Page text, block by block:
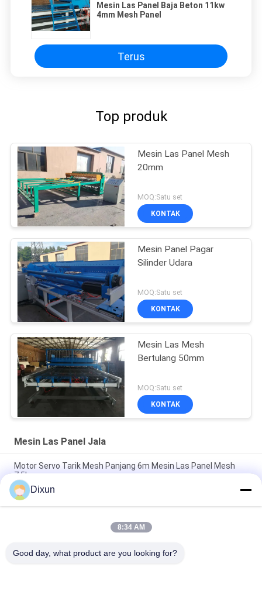
Mesin Las Panel Baja Beton 11kw
4mm Mesh Panel
Terus
Top produk
Mesin Las Panel Mesh
20mm
MOQ:Satu set
KONTAK
Mesin Panel Pagar
Silinder Udara
MOQ:Satu set
KONTAK
Mesin Las Mesh
Bertulang 50mm
MOQ:Satu set
KONTAK
Mesin Las Panel Jala
Motor Servo Tarik Mesh Panjang 6m Mesin Las Panel Mesh
7.5kw
5.5kw Cross Wire Hopper Memuat Mesin Panel Pagar Kawat
PLC 100kg
Ukuran Mesh 50-200mm Kawat Baja 5.5kw Mesin Las Panel
Dixun
8:34 AM
Good day, what product are you looking for?